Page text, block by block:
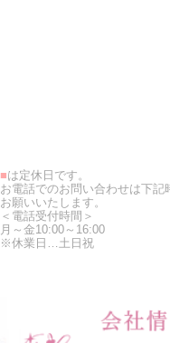
■は定休日です。
お電話でのお問い合わせは下記
お願いいたします。
＜電話受付時間＞
月～金10:00～16:00
※休業日…土日祝